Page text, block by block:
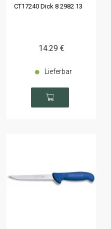
CT17240 Dick 8 2982 13
14.29 €
Lieferbar